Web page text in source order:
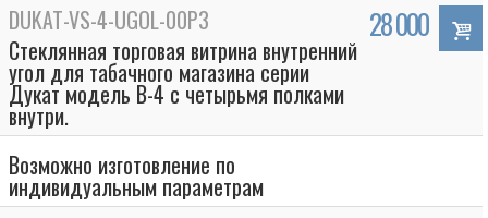
DUKAT-VS-4-UGOL-00P3
Стеклянная торговая витрина внутренний
угол для табачного магазина серии
Дукат модель В-4 с четырьмя полками
внутри.
28 000
Возможно изготовление по
индивидуальным параметрам